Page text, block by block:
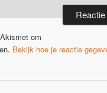
om
Bekijk hoe je reactie